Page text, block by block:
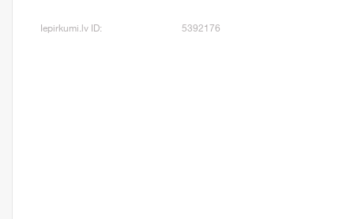
Iepirkumi.lv ID: 5392176